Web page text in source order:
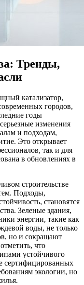
Тренды,
катализатор,
городов,
годы
изменения
и подходам,
Это открывает
так и для
в обновлениях в
строительстве
Подходы,
становятся
Зеленые здания,
энергии, такие как
воды, не только
но и сокращают
что
устойчивого
сертифицированных
экологии, но